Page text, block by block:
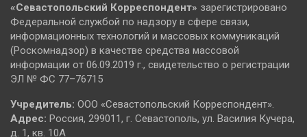
«Севастопольский Корреспондент» зарегистрировано
Федеральной службой по надзору в сфере связи,
информационных технологий и массовых коммуникаций
(Роскомнадзор) в качестве средства массовой
информации от 06.09.2019 г., свидетельство о регистрации
ЭЛ № ФС 77–76715
Учредитель: ООО «Севастопольский Корреспондент».
Адрес: Россия, 299011, г. Севастополь, ул. Василия Кучера,
д. 1, кв. 10А